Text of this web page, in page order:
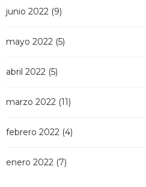
junio 2022 (9)
mayo 2022 (5)
abril 2022 (5)
marzo 2022 (11)
febrero 2022 (4)
enero 2022 (7)